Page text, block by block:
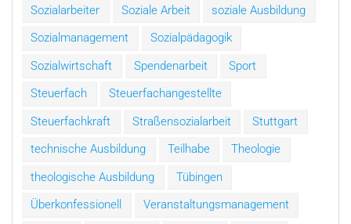
Sozialarbeiter
Soziale Arbeit
soziale Ausbildung
Sozialmanagement
Sozialpädagogik
Sozialwirtschaft
Spendenarbeit
Sport
Steuerfach
Steuerfachangestellte
Steuerfachkraft
Straßensozialarbeit
Stuttgart
technische Ausbildung
Teilhabe
Theologie
theologische Ausbildung
Tübingen
Überkonfessionell
Veranstaltungsmanagement